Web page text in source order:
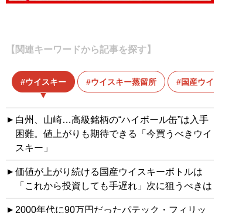
【関連キーワードから記事を探す】
ウイスキー ウイスキー蒸留所 国産ウイスキ
白州、山崎…高級銘柄の“ハイボール缶”は入手
困難。値上がりも期待できる「今買うべきウイ
スキー」
価値が上がり続ける国産ウイスキーボトルは
「これから投資しても手遅れ」次に狙うべきは
2000年代に90万円だったパテック・フィリッ